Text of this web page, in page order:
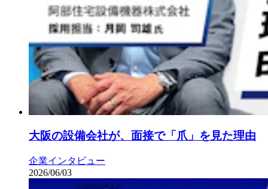
大阪の設備会社が、面接で「爪」を見た理由
企業インタビュー
2026/06/03